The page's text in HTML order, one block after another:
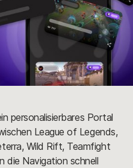
personalisierbares Portal
League of Legends,
Wild Rift, Teamfight
die Navigation schnell